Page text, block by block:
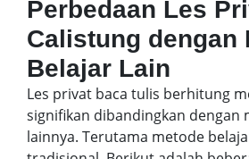
Perbedaan Les
Calistung dengan
Belajar Lain
Les privat baca tulis berhitung
signifikan dibandingkan dengan
lainnya. Terutama metode